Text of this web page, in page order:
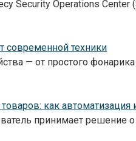
Security Operations Center
современной техники
— от простого
как
принимает решение о